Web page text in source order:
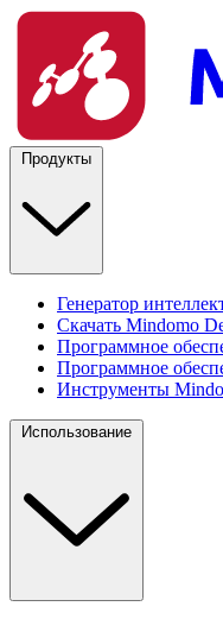
Продукты
Генератор
Скачать Mindomo
Программное
Программное
Инструменты
Использование